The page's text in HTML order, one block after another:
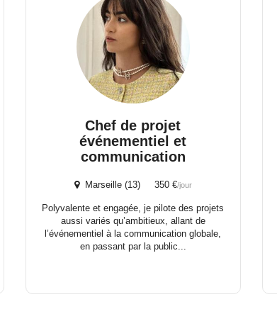
Chef de projet
événementiel et
communication
Marseille (13) 350 €/jour
Polyvalente et engagée, je pilote des projets
aussi variés qu’ambitieux, allant de
l’événementiel à la communication globale,
en passant par la public...